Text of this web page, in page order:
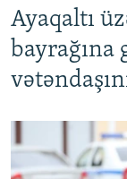
Ayaqaltı
bayrağına